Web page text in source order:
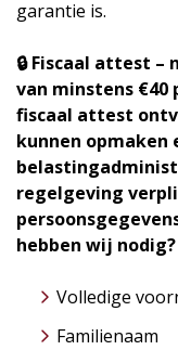
garantie is.
🔒 Fiscaal attest
van minstens
fiscaal attest
kunnen opmaken
regelgeving
hebben wij nodig?
Volledige
Familienaam